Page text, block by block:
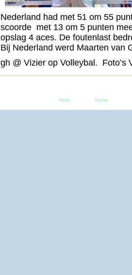
Nederland had met 51 om 55
scoorde met 13 om 5 punten
opslag 4 aces. De foutenlast
Bij Nederland werd Maarten van
gh @ Vizier op Volleybal. Foto’s
Home Teams